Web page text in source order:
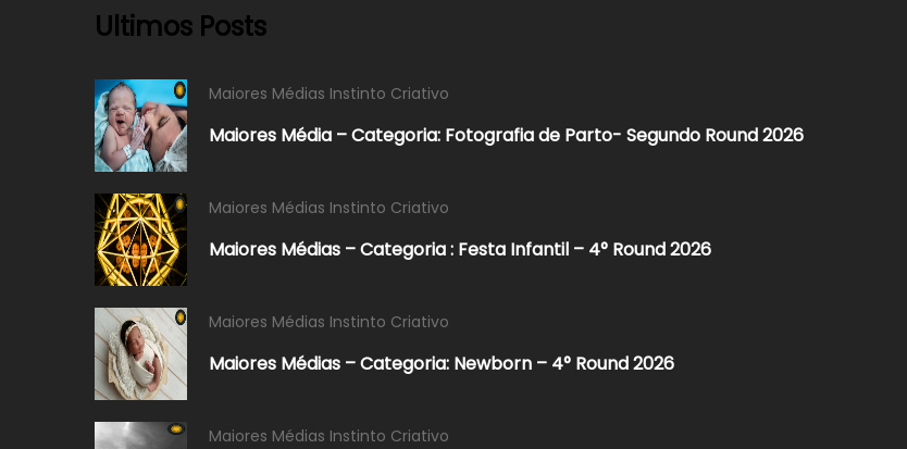
Ultimos Posts
Maiores Médias Instinto Criativo
Maiores Média – Categoria: Fotografia de Parto- Segundo Round 2026​
Maiores Médias Instinto Criativo
Maiores Médias – Categoria : Festa Infantil – 4° Round 2026
Maiores Médias Instinto Criativo
Maiores Médias – Categoria: Newborn – 4° Round 2026​
Maiores Médias Instinto Criativo